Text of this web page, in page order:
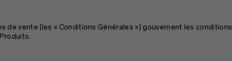
de vente (les « Conditions Générales ») gouvernent les conditions